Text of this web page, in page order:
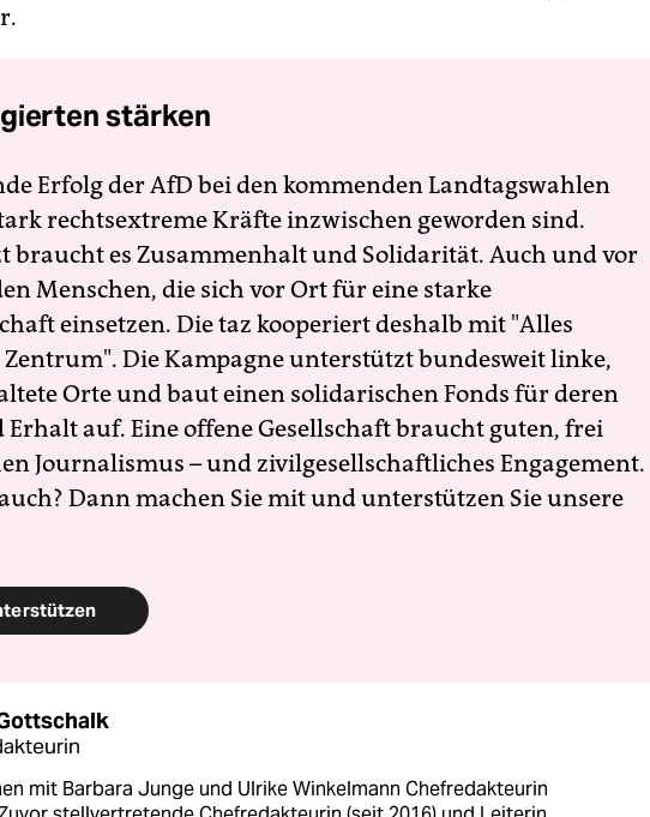
stärken
Erfolg der AfD bei den kommenden Landtagswahlen
rechtsextreme Kräfte inzwischen geworden sind.
braucht es Zusammenhalt und Solidarität. Auch und vor
Menschen, die sich vor Ort für eine starke
einsetzen. Die taz kooperiert deshalb mit "Alles
Die Kampagne unterstützt bundesweit linke,
Orte und baut einen solidarischen Fonds für deren
Erhalt auf. Eine offene Gesellschaft braucht guten, frei
Journalismus – und zivilgesellschaftliches Engagement.
Dann machen Sie mit und unterstützen Sie unsere
mit Barbara Junge und Ulrike Winkelmann Chefredakteurin